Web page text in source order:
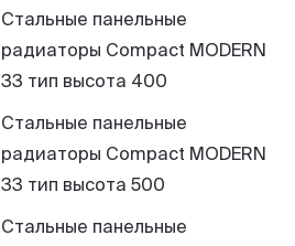
Стальные панельные
радиаторы Compact MODERN
33 тип высота 400
Стальные панельные
радиаторы Compact MODERN
33 тип высота 500
Стальные панельные